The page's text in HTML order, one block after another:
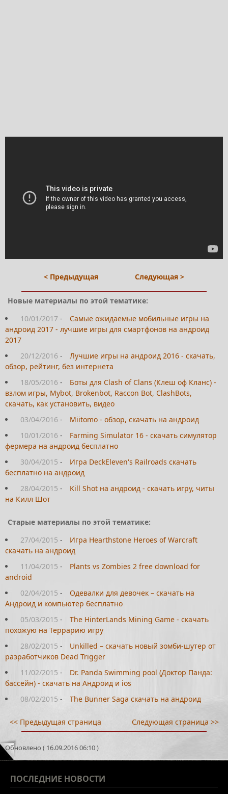
< Предыдущая Следующая >
Новые материалы по этой тематике:
10/01/2017 -
Самые ожидаемые мобильные игры на
андроид 2017 - лучшие игры для смартфонов на андроид
2017
20/12/2016 -
Лучшие игры на андроид 2016 - скачать,
обзор, рейтинг, без интернета
18/05/2016 -
Боты для Clash of Clans (Клеш оф Кланс) -
взлом игры, Mybot, Brokenbot, Raccon Bot, ClashBots,
скачать, как установить, видео
03/04/2016 -
Miitomo - обзор, скачать на андроид
10/01/2016 -
Farming Simulator 16 - скачать симулятор
фермера на андроид бесплатно
30/04/2015 -
Игра DeckEleven's Railroads скачать
бесплатно на андроид
28/04/2015 -
Kill Shot на андроид - скачать игру, читы
на Килл Шот
Старые материалы по этой тематике:
27/04/2015 -
Игра Hearthstone Heroes of Warcraft
скачать на андроид
11/04/2015 -
Plants vs Zombies 2 free download for
android
02/04/2015 -
Одевалки для девочек – скачать на
Андроид и компьютер бесплатно
05/03/2015 -
The HinterLands Mining Game - скачать
похожую на Террарию игру
28/02/2015 -
Unkilled – скачать новый зомби-шутер от
разработчиков Dead Trigger
11/02/2015 -
Dr. Panda Swimming pool (Доктор Панда:
бассейн) - скачать на Андроид и ios
08/02/2015 - The Bunner Saga скачать на андроид
<< Предыдущая страница Следующая страница >>
Обновлено ( 16.09.2016 06:10 )
ПОСЛЕДНИЕ НОВОСТИ